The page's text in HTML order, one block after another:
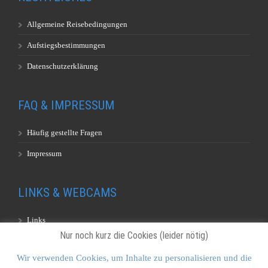
Allgemeine Reisebedingungen
Aufstiegsbestimmungen
Datenschutzerklärung
FAQ & IMPRESSUM
Häufig gestellte Fragen
Impressum
LINKS & WEBCAMS
Links
Nur noch kurz die Cookies (leider nötig)
Wir verwenden Cookies, um Inhalte zu personalisieren und die